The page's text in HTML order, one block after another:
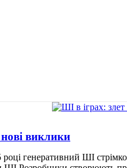
виклики
генеративний ШІ